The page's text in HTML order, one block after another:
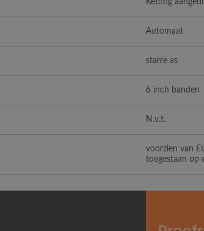
Ketting
Automaat
starre as
6 inch banden
N.v.t.
voorzien van
toegestaan op